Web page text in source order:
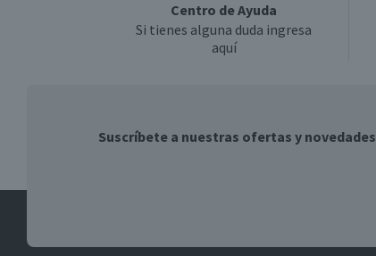
Centro de Ayuda
Si tienes alguna duda ingresa
aquí
Suscríbete a nuestras ofertas y novedades